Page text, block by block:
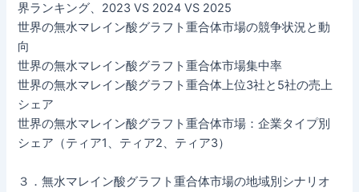
界ランキング、2023 VS 2024 VS 2025
世界の無水マレイン酸グラフト重合体市場の競争状況と動
向
世界の無水マレイン酸グラフト重合体市場集中率
世界の無水マレイン酸グラフト重合体上位3社と5社の売上
シェア
世界の無水マレイン酸グラフト重合体市場：企業タイプ別
シェア（ティア1、ティア2、ティア3）
３．無水マレイン酸グラフト重合体市場の地域別シナリオ